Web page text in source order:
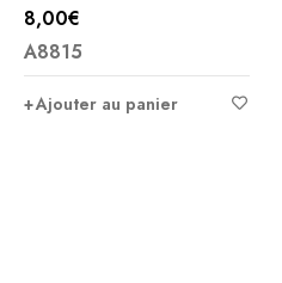
8,00€
A8815
Ajouter au panier